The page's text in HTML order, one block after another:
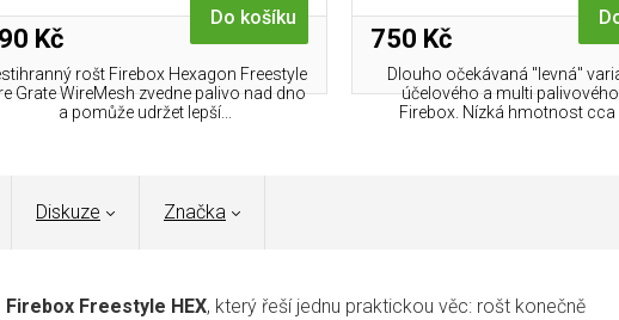
Kč
Do košíku
rošt Firebox Hexagon Freestyle
Grate WireMesh zvedne palivo nad dno
a pomůže udržet lepší...
750 Kč
Dlouho očekávaná "levná"
účelového a multi
Firebox. Nízká hmotnost cca
Diskuze Značka
Firebox Freestyle HEX, který řeší jednu praktickou věc: rošt konečně